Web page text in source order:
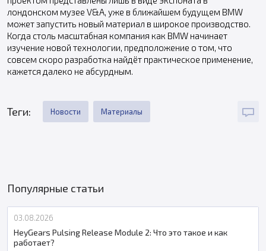
лондонском музее V&A, уже в ближайшем будущем BMW
может запустить новый материал в широкое производство.
Когда столь масштабная компания как BMW начинает
изучение новой технологии, предположение о том, что
совсем скоро разработка найдёт практическое применение,
кажется далеко не абсурдным.
Теги: Новости Материалы
Популярные статьи
03.08.2026
HeyGears Pulsing Release Module 2: Что это такое и как
работает?